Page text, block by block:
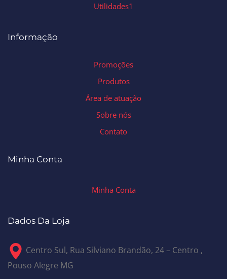
Utilidades1
Informação
Promoções
Produtos
Área de atuação
Sobre nós
Contato
Minha Conta
Minha Conta
Dados Da Loja
Centro Sul, Rua Silviano Brandão, 24 – Centro ,
Pouso Alegre MG